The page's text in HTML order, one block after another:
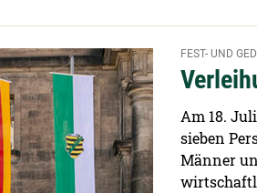
FEST- UND
Am 18.
sieben
Männer